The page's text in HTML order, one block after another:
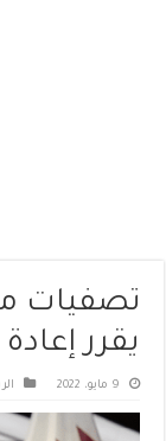
يقرر
9 مايو، 2022